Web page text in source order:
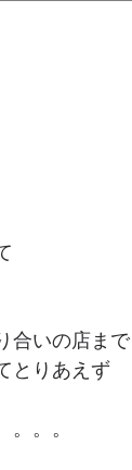
合いの店まで
とりあえず
。。